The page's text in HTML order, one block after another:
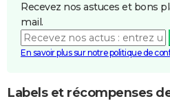
Recevez nos astuces et bons
mail.
En savoir plus sur notre politique de
Labels et récompenses